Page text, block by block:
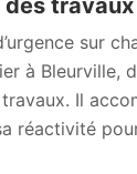
sur
à Bleurville,
Il
réactivité